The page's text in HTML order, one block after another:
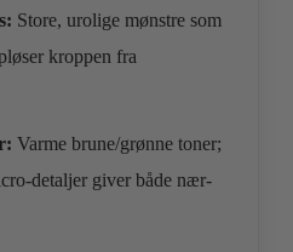
Store, urolige mønstre som
kroppen fra
Varme brune/grønne toner;
giver både nær‑